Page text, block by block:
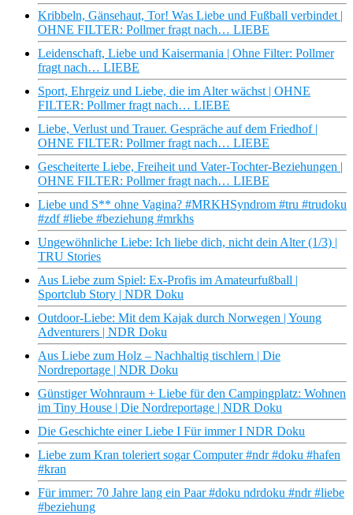
Kribbeln, Gänsehaut, Tor! Was Liebe und Fußball verbindet |
OHNE FILTER: Pollmer fragt nach… LIEBE
Leidenschaft, Liebe und Kaisermania | Ohne Filter: Pollmer
fragt nach… LIEBE
Sport, Ehrgeiz und Liebe, die im Alter wächst | OHNE
FILTER: Pollmer fragt nach… LIEBE
Liebe, Verlust und Trauer. Gespräche auf dem Friedhof |
OHNE FILTER: Pollmer fragt nach… LIEBE
Gescheiterte Liebe, Freiheit und Vater-Tochter-Beziehungen |
OHNE FILTER: Pollmer fragt nach… LIEBE
Liebe und S** ohne Vagina? #MRKHSyndrom #tru #trudoku
#zdf #liebe #beziehung #mrkhs
Ungewöhnliche Liebe: Ich liebe dich, nicht dein Alter (1/3) |
TRU Stories
Aus Liebe zum Spiel: Ex-Profis im Amateurfußball |
Sportclub Story | NDR Doku
Outdoor-Liebe: Mit dem Kajak durch Norwegen | Young
Adventurers | NDR Doku
Aus Liebe zum Holz – Nachhaltig tischlern | Die
Nordreportage | NDR Doku
Günstiger Wohnraum + Liebe für den Campingplatz: Wohnen
im Tiny House | Die Nordreportage | NDR Doku
Die Geschichte einer Liebe I Für immer I NDR Doku
Liebe zum Kran toleriert sogar Computer #ndr #doku #hafen
#kran
Für immer: 70 Jahre lang ein Paar #doku ndrdoku #ndr #liebe
#beziehung